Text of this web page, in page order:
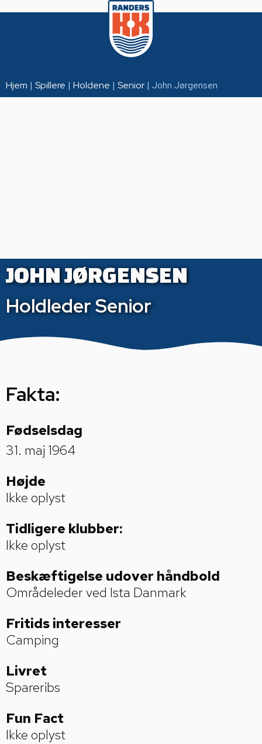
Hjem | Spillere | Holdene | Senior | John Jørgensen
JOHN JØRGENSEN
Holdleder Senior
Fakta:
Fødselsdag
31. maj 1964
Højde
Ikke oplyst
Tidligere klubber:
Ikke oplyst
Beskæftigelse udover håndbold
Områdeleder ved Ista Danmark
Fritids­ interesser
Camping
Livret
Spareribs
Fun Fact
Ikke oplyst